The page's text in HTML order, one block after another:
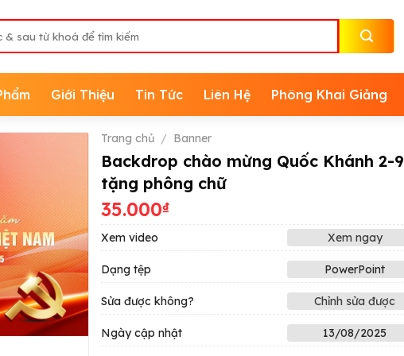
Giới Thiệu Tin Tức Liên Hệ Phông Khai Giảng
Trang chủ / Banner
Backdrop chào mừng Quốc Khánh 2-9
tặng phông chữ
35.000₫
Xem video Xem ngay
Dạng tệp PowerPoint
Sửa được không? Chỉnh sửa được
Ngày cập nhật 13/08/2025